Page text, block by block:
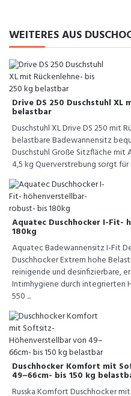
WEITERES AUS
Drive DS 250 Duschstuhl XL
belastbar
Duschstuhl XL Drive DS 250 mit
belastbare Badewannensitz
Duschstuhl Große Sitzfläche
4,5 kg Querverstrebung sorgt
Aquatec Duschhocker I-Fit-
180kg
Aquatec Badewannensitz I-Fit
Duschhocker Extrem hohe
reinigende und desinfizierbare,
Intimhygiene durch integrierten
550 ...
Duschhocker Komfort mit
49–66cm- bis 150 kg
Russka Komfort Duschhocker